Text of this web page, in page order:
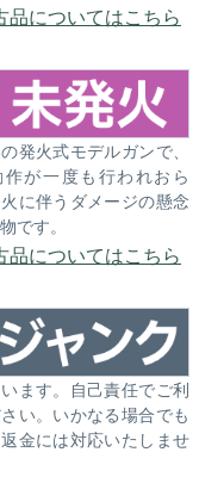
品についてはこちら
発火式モデルガンで、
が一度も行われおら
に伴うダメージの懸念
です。
品についてはこちら
ます。自己責任でご利
い。いかなる場合でも
金には対応いたしませ